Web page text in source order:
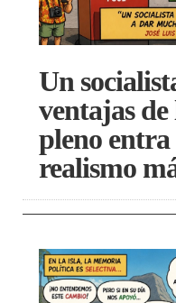
Un
ventajas
pleno entra
realismo